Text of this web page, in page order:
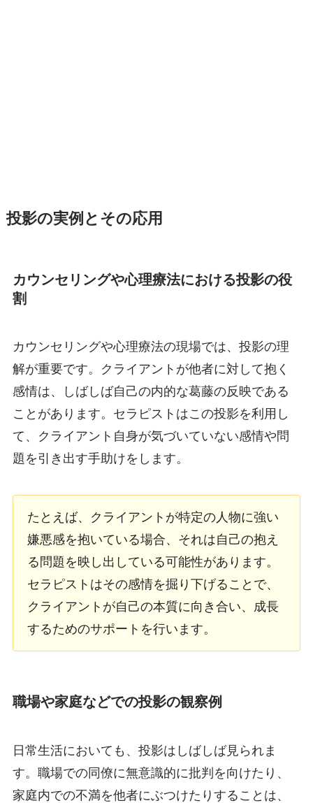
投影の実例とその応用
カウンセリングや心理療法における投影の役
割
カウンセリングや心理療法の現場では、投影の理
解が重要です。クライアントが他者に対して抱く
感情は、しばしば自己の内的な葛藤の反映である
ことがあります。セラピストはこの投影を利用し
て、クライアント自身が気づいていない感情や問
題を引き出す手助けをします。
たとえば、クライアントが特定の人物に強い
嫌悪感を抱いている場合、それは自己の抱え
る問題を映し出している可能性があります。
セラピストはその感情を掘り下げることで、
クライアントが自己の本質に向き合い、成長
するためのサポートを行います。
職場や家庭などでの投影の観察例
日常生活においても、投影はしばしば見られま
す。職場での同僚に無意識的に批判を向けたり、
家庭内での不満を他者にぶつけたりすることは、